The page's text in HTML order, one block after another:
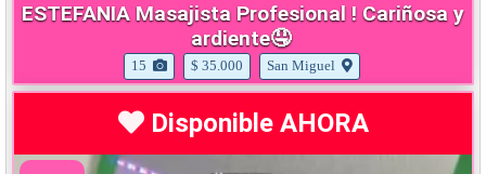
ESTEFANIA Masajista Profesional ! Cariñosa y
ardiente🤤
15 $ 35.000 San Miguel
Disponible AHORA